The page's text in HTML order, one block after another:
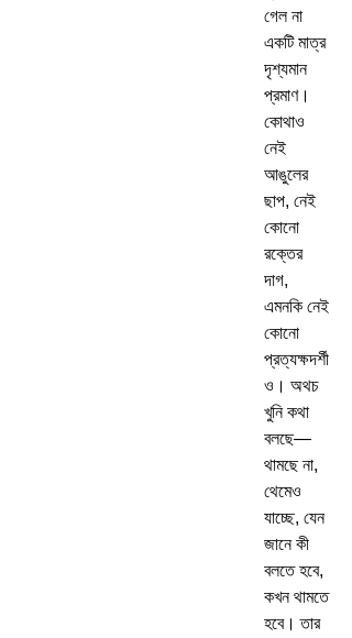
গেল না
একটি মাত্র
দৃশ্যমান
প্রমাণ।
কোথাও
নেই
আঙুলের
ছাপ, নেই
কোনো
রক্তের
দাগ,
এমনকি নেই
কোনো
প্রত্যক্ষদর্শী
ও। অথচ
খুনি কথা
বলছে—
থামছে না,
থেমেও
যাচ্ছে, যেন
জানে কী
বলতে হবে,
কখন থামতে
হবে। তার